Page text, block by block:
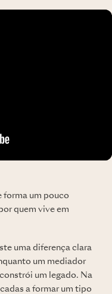
forma um pouco
quem vive em
uma diferença clara
um mediador
um legado. Na
a formar um tipo